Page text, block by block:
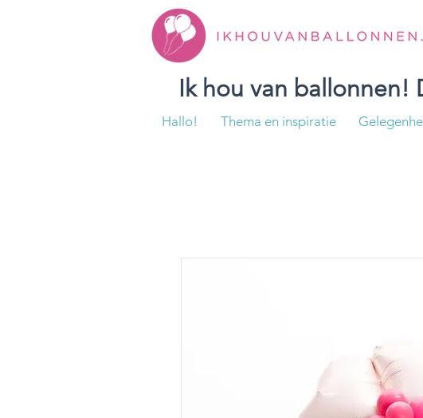
Ik hou van ballonnen!
Hallo! Thema en inspiratie